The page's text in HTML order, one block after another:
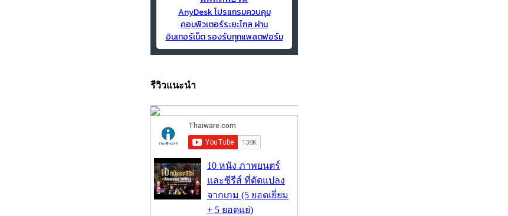
AnyDesk โปรแกรมควบคุม
คอมพิวเตอร์ระยะไกล ผ่าน
อินเทอร์เน็ต รองรับทุกแพลตฟอร์ม
รีวิวแนะนำ
10 หนัง ภาพยนตร์
และซีรีส์ ที่ดัดแปลง
จากเกม (5 ยอดเยี่ยม
+ 5 ยอดแย่)